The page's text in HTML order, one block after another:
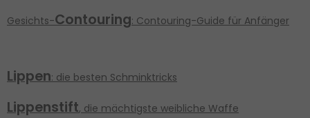
Gesichts-Contouring: Contouring-Guide für Anfänger
Lippen: die besten Schminktricks
Lippenstift, die mächtigste weibliche Waffe